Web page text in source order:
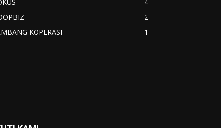
4
2
KOPERASI
1